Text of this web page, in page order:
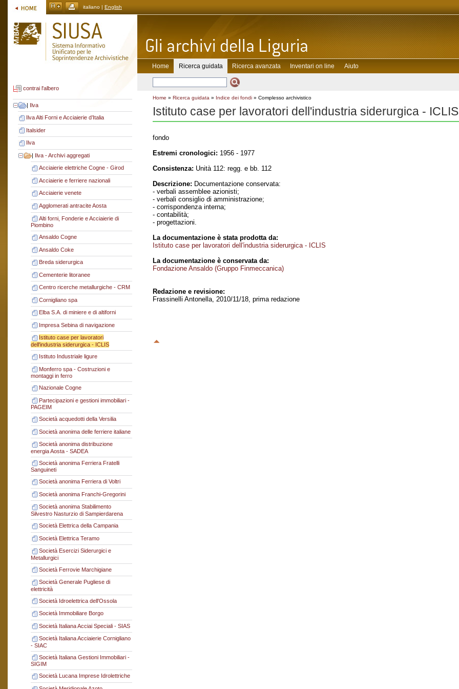
italiano | English
contrai l'albero
| Ilva
Ilva Alti Forni e Acciaierie d’Italia
Italsider
Ilva
| Ilva - Archivi aggregati
Acciaierie elettriche Cogne - Girod
Acciaierie e ferriere nazionali
Acciaierie venete
Agglomerati antracite Aosta
Alti forni, Fonderie e Acciaierie di
Piombino
Ansaldo Cogne
Ansaldo Coke
Breda siderurgica
Cementerie litoranee
Centro ricerche metallurgiche - CRM
Cornigliano spa
Elba S.A. di miniere e di altiforni
Impresa Sebina di navigazione
Istituto case per lavoratori
dell'industria siderurgica - ICLIS
Istituto Industriale ligure
Monferro spa - Costruzioni e
montaggi in ferro
Nazionale Cogne
Partecipazioni e gestioni immobiliari -
PAGEIM
Società acquedotti della Versilia
Società anonima delle ferriere italiane
Società anonima distribuzione
energia Aosta - SADEA
Società anonima Ferriera Fratelli
Sanguineti
Società anonima Ferriera di Voltri
Società anonima Franchi-Gregorini
Società anonima Stabilimento
Silvestro Nasturzio di Sampierdarena
Società Elettrica della Campania
Società Elettrica Teramo
Società Esercizi Siderurgici e
Metallurgici
Società Ferrovie Marchigiane
Società Generale Pugliese di
elettricità
Società Idroelettrica dell'Ossola
Società Immobiliare Borgo
Società Italiana Acciai Speciali - SIAS
Società Italiana Acciaierie Cornigliano
- SIAC
Società Italiana Gestioni Immobiliari -
SIGIM
Società Lucana Imprese Idrolettriche
Home Ricerca guidata Ricerca avanzata Inventari on line Aiuto
Home » Ricerca guidata » Indice dei fondi » Complesso archivistico
Istituto case per lavoratori dell'industria siderurgica - ICLIS
fondo
Estremi cronologici: 1956 - 1977
Consistenza: Unità 112: regg. e bb. 112
Descrizione: Documentazione conservata:
- verbali assemblee azionisti;
- verbali consiglio di amministrazione;
- corrispondenza interna;
- contabilità;
- progettazioni.
La documentazione è stata prodotta da:
Istituto case per lavoratori dell'industria siderurgica - ICLIS
La documentazione è conservata da:
Fondazione Ansaldo (Gruppo Finmeccanica)
Redazione e revisione:
Frassinelli Antonella, 2010/11/18, prima redazione